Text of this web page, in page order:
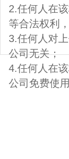
2.任何人在
等合法权利
3.任何人对
公司无关；
4.任何人在
公司免费使